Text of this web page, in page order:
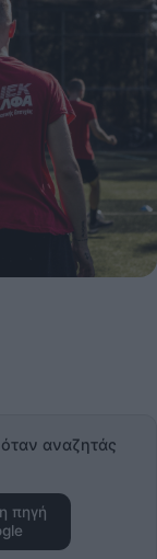
αναζητάς
πηγή